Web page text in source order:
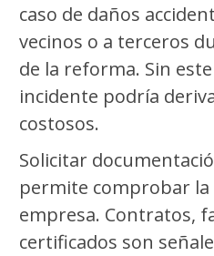
caso de daños
vecinos o a terceros
de la reforma. Sin
incidente podría
costosos.
Solicitar
permite comprobar la
empresa. Contratos,
certificados son